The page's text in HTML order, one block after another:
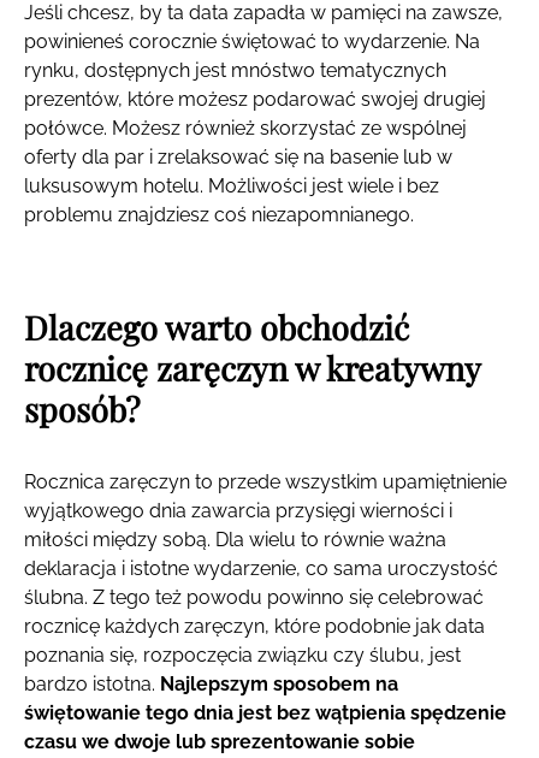
Jeśli chcesz, by ta data zapadła w pamięci na zawsze,
powinieneś corocznie świętować to wydarzenie. Na
rynku, dostępnych jest mnóstwo tematycznych
prezentów, które możesz podarować swojej drugiej
połówce. Możesz również skorzystać ze wspólnej
oferty dla par i zrelaksować się na basenie lub w
luksusowym hotelu. Możliwości jest wiele i bez
problemu znajdziesz coś niezapomnianego.
Dlaczego warto obchodzić
rocznicę zaręczyn w kreatywny
sposób?
Rocznica zaręczyn to przede wszystkim upamiętnienie
wyjątkowego dnia zawarcia przysięgi wierności i
miłości między sobą. Dla wielu to równie ważna
deklaracja i istotne wydarzenie, co sama uroczystość
ślubna. Z tego też powodu powinno się celebrować
rocznicę każdych zaręczyn, które podobnie jak data
poznania się, rozpoczęcia związku czy ślubu, jest
bardzo istotna. Najlepszym sposobem na
świętowanie tego dnia jest bez wątpienia spędzenie
czasu we dwoje lub sprezentowanie sobie